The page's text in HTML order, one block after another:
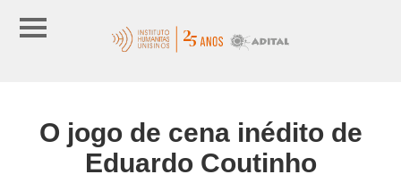
O jogo de cena inédito de
Eduardo Coutinho